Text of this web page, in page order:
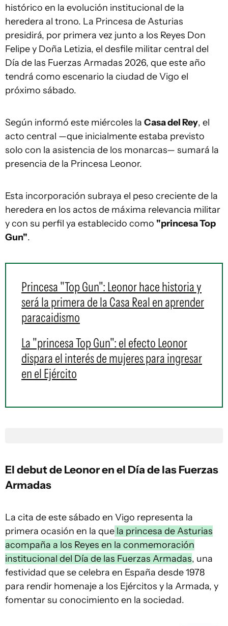
histórico en la evolución institucional de la
heredera al trono. La Princesa de Asturias
presidirá, por primera vez junto a los Reyes Don
Felipe y Doña Letizia, el desfile militar central del
Día de las Fuerzas Armadas 2026, que este año
tendrá como escenario la ciudad de Vigo el
próximo sábado.
Según informó este miércoles la Casa del Rey, el
acto central —que inicialmente estaba previsto
solo con la asistencia de los monarcas— sumará la
presencia de la Princesa Leonor.
Esta incorporación subraya el peso creciente de la
heredera en los actos de máxima relevancia militar
y con su perfil ya establecido como "princesa Top
Gun".
Princesa "Top Gun": Leonor hace historia y
será la primera de la Casa Real en aprender
paracaidismo
La "princesa Top Gun": el efecto Leonor
dispara el interés de mujeres para ingresar
en el Ejército
El debut de Leonor en el Día de las Fuerzas
Armadas
La cita de este sábado en Vigo representa la
primera ocasión en la que la princesa de Asturias
acompaña a los Reyes en la conmemoración
institucional del Día de las Fuerzas Armadas, una
festividad que se celebra en España desde 1978
para rendir homenaje a los Ejércitos y la Armada, y
fomentar su conocimiento en la sociedad.